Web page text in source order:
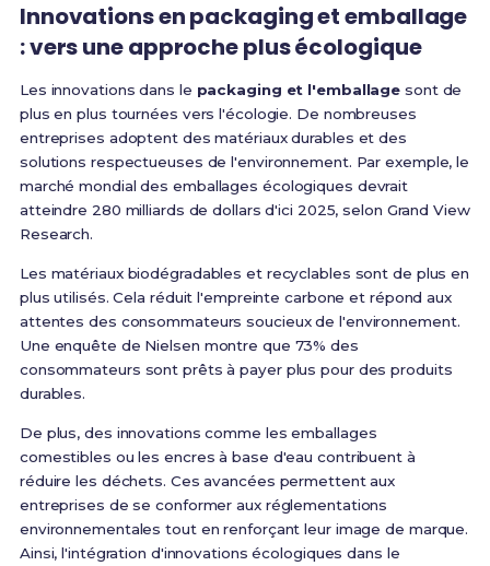
Innovations en packaging et emballage
: vers une approche plus écologique
Les innovations dans le packaging et l'emballage sont de
plus en plus tournées vers l'écologie. De nombreuses
entreprises adoptent des matériaux durables et des
solutions respectueuses de l'environnement. Par exemple, le
marché mondial des emballages écologiques devrait
atteindre 280 milliards de dollars d'ici 2025, selon Grand View
Research.
Les matériaux biodégradables et recyclables sont de plus en
plus utilisés. Cela réduit l'empreinte carbone et répond aux
attentes des consommateurs soucieux de l'environnement.
Une enquête de Nielsen montre que 73% des
consommateurs sont prêts à payer plus pour des produits
durables.
De plus, des innovations comme les emballages
comestibles ou les encres à base d'eau contribuent à
réduire les déchets. Ces avancées permettent aux
entreprises de se conformer aux réglementations
environnementales tout en renforçant leur image de marque.
Ainsi, l'intégration d'innovations écologiques dans le